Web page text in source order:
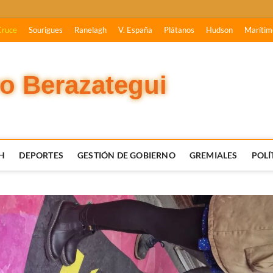
Sourigues Ranelagh V. España Plátanos Hudson
Berazategui
DEPORTES GESTIÓN DE GOBIERNO GREMIALES